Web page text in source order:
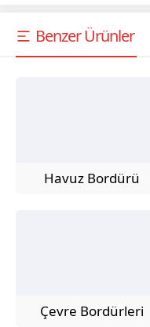
Benzer Ürünler
Havuz Bordürü
Çevre Bordürleri